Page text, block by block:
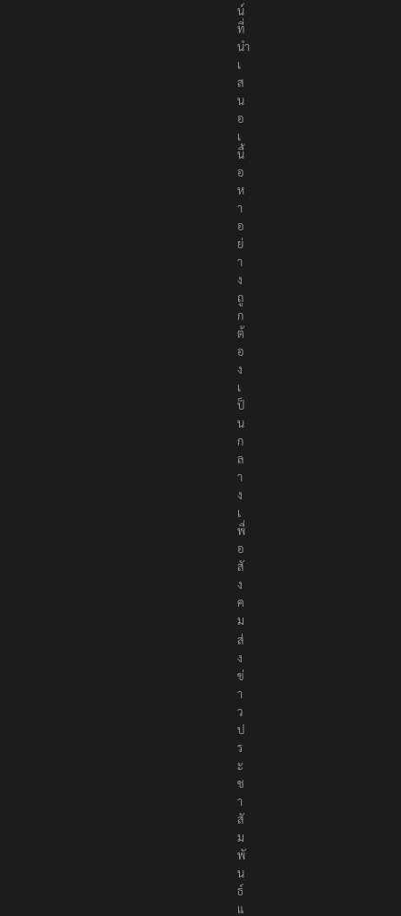
น์
ที่
นำ
เ
ส
น
อ
เ
นื้
อ
ห
า
อ
ย่
า
ง
ถู
ก
ต้
อ
ง
เ
ป็
น
ก
ล
า
ง
เ
พื่
อ
สั
ง
ค
ม
ส่
ง
ข่
า
ว
ป
ร
ะ
ช
า
สั
ม
พั
น
ธ์
แ